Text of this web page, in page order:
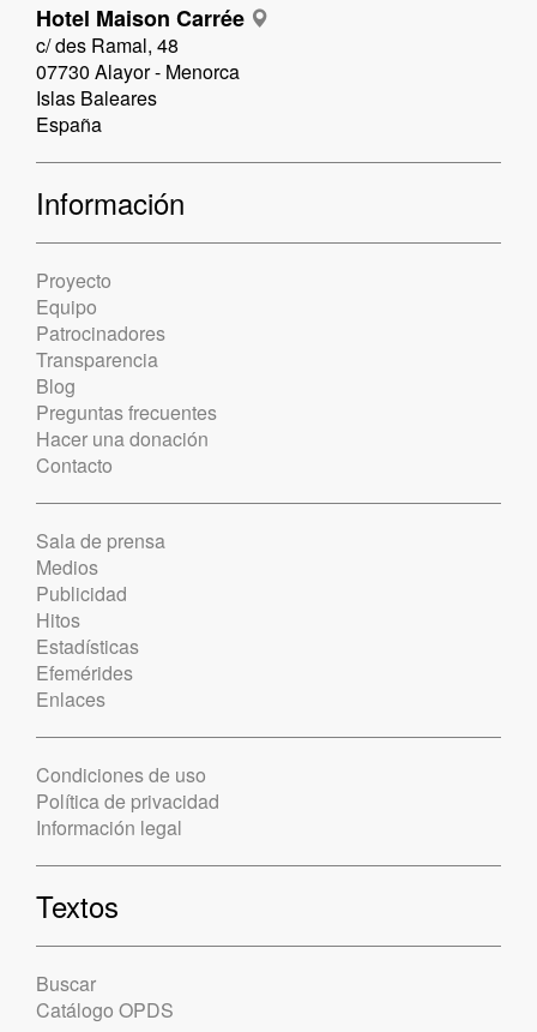
Hotel Maison Carrée
c/ des Ramal, 48
07730 Alayor - Menorca
Islas Baleares
España
Información
Proyecto
Equipo
Patrocinadores
Transparencia
Blog
Preguntas frecuentes
Hacer una donación
Contacto
Sala de prensa
Medios
Publicidad
Hitos
Estadísticas
Efemérides
Enlaces
Condiciones de uso
Política de privacidad
Información legal
Textos
Buscar
Catálogo OPDS